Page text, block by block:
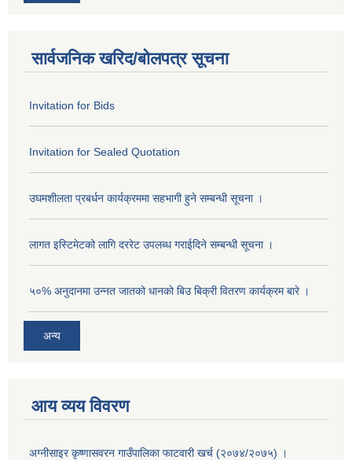
सार्वजनिक खरिद/बोलपत्र सूचना
Invitation for Bids
Invitation for Sealed Quotation
उघमशीलता प्रबर्धन कार्यक्रममा सहभागी हुने सम्बन्धी सूचना ।
लागत इस्टिमेटको लागि दररेट उपलब्ध गराईदिने सम्बन्धी सूचना ।
५०% अनुदानमा उन्नत जातको धानको बिउ बिक्री वितरण कार्यक्रम बारे ।
अन्य
आय व्यय विवरण
अग्नीसाइर कृष्णासवरन गाउँपालिका फाटवारी खर्च (२०७४/२०७५) ।